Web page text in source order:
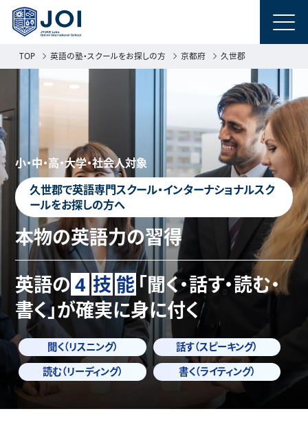
TOP 英語の塾・スクールをお探しの方 京都府 久世郡
小・中・高・大学・社会人対象
久世郡で英語専門スクール・インターナショナルスク
ールをお探しの方へ
本物の英語力の習得
英語の 4 技能 「聞く・話す・読む・
書く」が確実に身に付く
聞く（リスニング）
話す（スピーキング）
読む（リーディング）
書く（ライティング）